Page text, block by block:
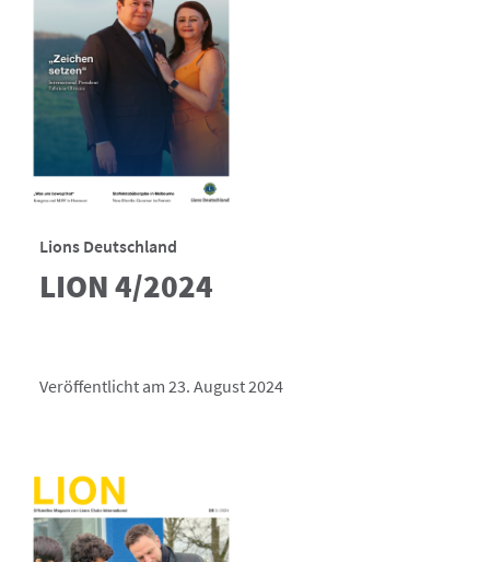
Lions Deutschland
LION 4/2024
Veröffentlicht am 23. August 2024